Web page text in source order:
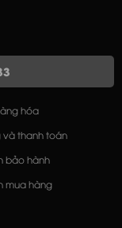
hóa
và thanh toán
bảo hành
mua hàng